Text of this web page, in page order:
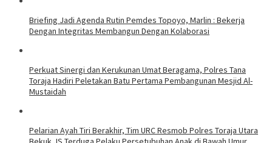
Briefing Jadi Agenda Rutin Pemdes Topoyo, Marlin : Bekerja
Dengan Integritas Membangun Dengan Kolaborasi
Perkuat Sinergi dan Kerukunan Umat Beragama, Polres Tana
Toraja Hadiri Peletakan Batu Pertama Pembangunan Mesjid Al-
Mustaidah
Pelarian Ayah Tiri Berakhir, Tim URC Resmob Polres Toraja Utara